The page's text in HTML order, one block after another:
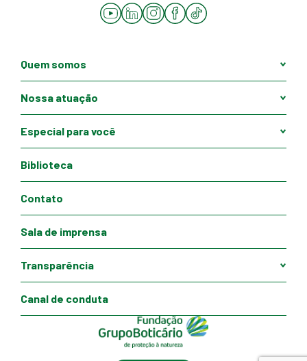
YouTube
LinkedInInstagramFacebook
Tiktok
Quem somos
Nossa atuação
Especial para você
Biblioteca
Contato
Sala de imprensa
Transparência
Canal de conduta